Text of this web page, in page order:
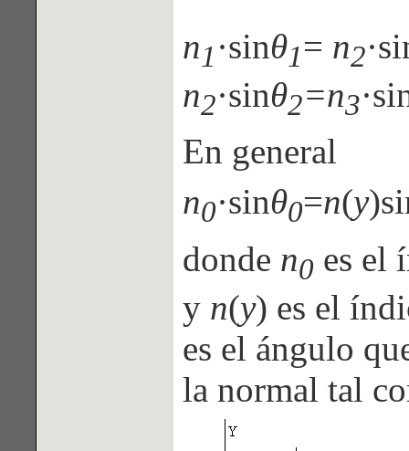
n1 ·sinθ1= n2
n2·sinθ2=n3
En general
n0·sinθ0=n(y
donde n0 es el
y n(y) es el
es el ángulo
la normal tal